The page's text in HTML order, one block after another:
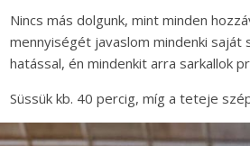
Nincs más dolgunk, mint minden
mennyiségét javaslom mindenki saját
hatással, én mindenkit arra sarkallok
Süssük kb. 40 percig, míg a teteje